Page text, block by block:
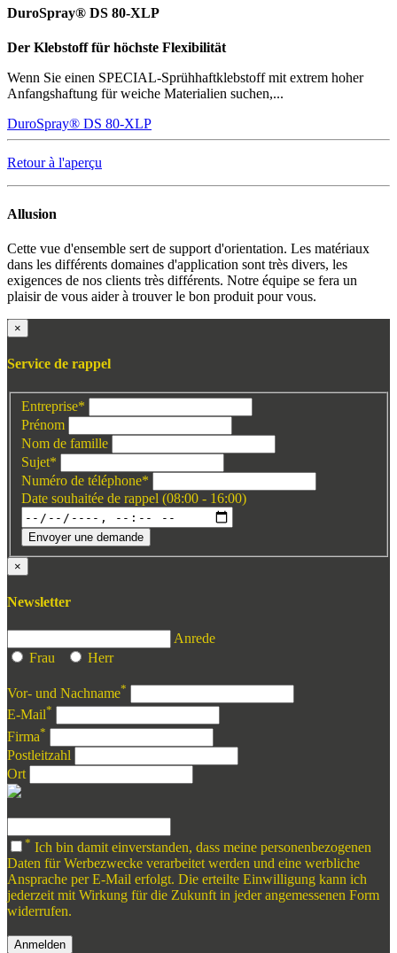
DuroSpray® DS 80-XLP
Der Klebstoff für höchste Flexibilität
Wenn Sie einen SPECIAL-Sprühhaftklebstoff mit extrem hoher
Anfangshaftung für weiche Materialien suchen,...
DuroSpray® DS 80-XLP
Retour à l'aperçu
Allusion
Cette vue d'ensemble sert de support d'orientation. Les matériaux
dans les différents domaines d'application sont très divers, les
exigences de nos clients très différents. Notre équipe se fera un
plaisir de vous aider à trouver le bon produit pour vous.
×
Service de rappel
Entreprise*
Prénom
Nom de famille
Sujet*
Numéro de téléphone*
Date souhaitée de rappel (08:00 - 16:00)
Envoyer une demande
×
Newsletter
Anrede
Frau
Herr
Vor- und Nachname*
E-Mail*
Firma*
Postleitzahl
Ort
* Ich bin damit einverstanden, dass meine personenbezogenen
Daten für Werbezwecke verarbeitet werden und eine werbliche
Ansprache per E-Mail erfolgt. Die erteilte Einwilligung kann ich
jederzeit mit Wirkung für die Zukunft in jeder angemessenen Form
widerrufen.
Anmelden